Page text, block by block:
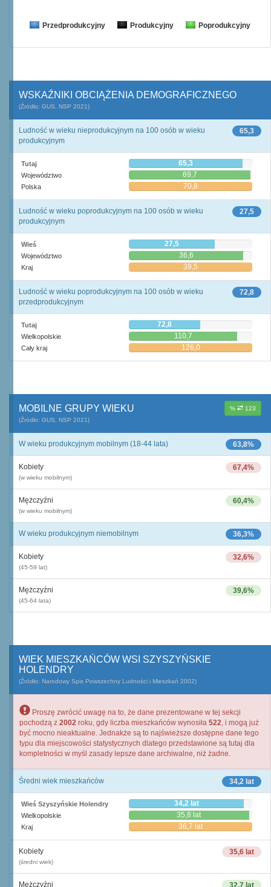
Przedprodukcyjny Produkcyjny Poprodukcyjny
WSKAŹNIKI OBCIĄŻENIA DEMOGRAFICZNEGO
(Źródło: GUS, NSP 2021)
65,3
Ludność w wieku nieprodukcyjnym na 100 osób w wieku
produkcyjnym
Tutaj 65,3
Województwo 69,7
Polska 70,8
27,5
Ludność w wieku poprodukcyjnym na 100 osób w wieku
produkcyjnym
Wieś 27,5
Województwo 36,6
Kraj 39,5
72,8
Ludność w wieku poprodukcyjnym na 100 osób w wieku
przedprodukcyjnym
Tutaj 72,8
Wielkopolskie 110,7
Cały kraj 126,0
% 123
MOBILNE GRUPY WIEKU
(Źródło: GUS, NSP 2021)
63,8%
W wieku produkcyjnym mobilnym (18-44 lata)
67,4%
Kobiety
(w wieku mobilnym)
60,4%
Mężczyźni
(w wieku mobilnym)
36,3%
W wieku produkcyjnym niemobilnym
32,6%
Kobiety
(45-59 lat)
39,6%
Mężczyźni
(45-64 lata)
WIEK MIESZKAŃCÓW WSI SZYSZYŃSKIE
HOLENDRY
(Źródło: Narodowy Spis Powszechny Ludności i Mieszkań 2002)
Proszę zwrócić uwagę na to, że dane prezentowane w tej sekcji
pochodzą z 2002 roku, gdy liczba mieszkańców wynosiła 522, i mogą już
być mocno nieaktualne. Jednakże są to najświeższe dostępne dane tego
typu dla miejscowości statystycznych dlatego przedstawione są tutaj dla
kompletności w myśl zasady lepsze dane archiwalne, niż żadne.
34,2 lat
Średni wiek mieszkańców
Wieś Szyszyńskie Holendry 34,2 lat
Wielkopolskie 35,8 lat
Kraj 36,7 lat
35,6 lat
Kobiety
(średni wiek)
32,7 lat
Mężczyźni